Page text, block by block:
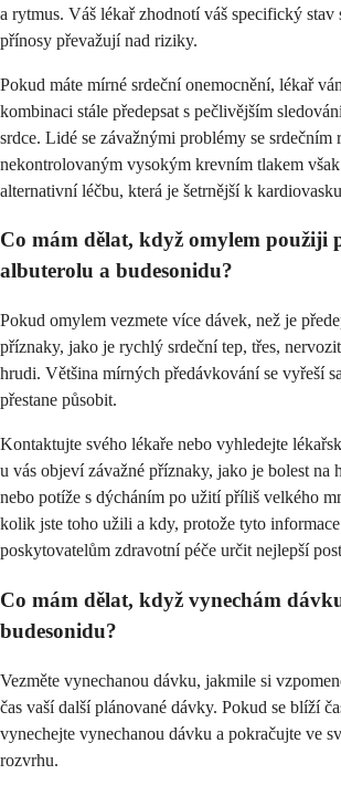
a rytmus. Váš lékař zhodnotí váš specifický stav
přínosy převažují nad riziky.
Pokud máte mírné srdeční onemocnění, lékař
kombinaci stále předepsat s pečlivějším
srdce. Lidé se závažnými problémy se srdečním
nekontrolovaným vysokým krevním tlakem
alternativní léčbu, která je šetrnější k
Co mám dělat, když omylem použiji
albuterolu a budesonidu?
Pokud omylem vezmete více dávek, než je
příznaky, jako je rychlý srdeční tep, třes,
hrudi. Většina mírných předávkování se vyřeší
přestane působit.
Kontaktujte svého lékaře nebo vyhledejte
u vás objeví závažné příznaky, jako je bolest na
nebo potíže s dýcháním po užití příliš velkého
kolik jste toho užili a kdy, protože tyto
poskytovatelům zdravotní péče určit nejlepší
Co mám dělat, když vynechám
budesonidu?
Vezměte vynechanou dávku, jakmile si
čas vaší další plánované dávky. Pokud se blíží
vynechejte vynechanou dávku a pokračujte ve
rozvrhu.